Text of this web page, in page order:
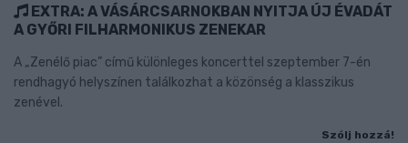
EXTRA: A VÁSÁRCSARNOKBAN NYITJA ÚJ ÉVADÁT
A GYŐRI FILHARMONIKUS ZENEKAR
A „Zenélő piac” című különleges koncerttel szeptember 7-én
rendhagyó helyszínen találkozhat a közönség a klasszikus
zenével.
Szólj hozzá!